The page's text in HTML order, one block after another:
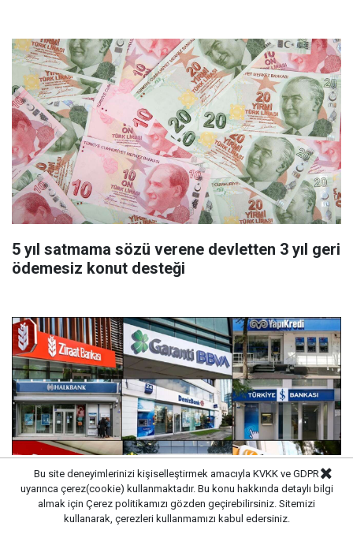
5 yıl satmama sözü verene devletten 3 yıl geri
ödemesiz konut desteği
35 bin TL promosyon fırsatı: Rekor ödemeyi
Bu site deneyimlerinizi kişiselleştirmek amacıyla KVKK ve GDPR
uyarınca çerez(cookie) kullanmaktadır. Bu konu hakkında detaylı bilgi
almak için Çerez politikamızı gözden geçirebilirsiniz. Sitemizi
kullanarak, çerezleri kullanmamızı kabul edersiniz.